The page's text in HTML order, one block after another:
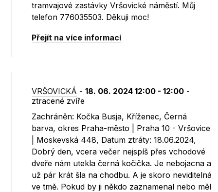
tramvajové zastávky Vršovické náměstí. Můj
telefon 776035503. Děkuji moc!
Přejít na více informací
VRŠOVICKÁ -18. 06. 2024 12:00 - 12:00 -
ztracené zvíře
Zachráněn: Kočka Busja, Kříženec, Černá
barva, okres Praha-město | Praha 10 - Vršovice
| Moskevská 448, Datum ztráty: 18.06.2024,
Dobrý den, vcera večer nejspíš přes vchodové
dveře nám utekla černá kočička. Je nebojacna a
už pár krát šla na chodbu. A je skoro neviditelná
ve tmě. Pokud by ji někdo zaznamenal nebo měl